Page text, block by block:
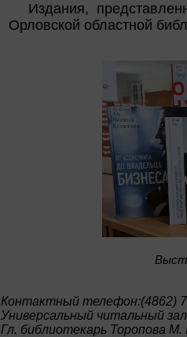
Издания,
Орловской областной
Контактный телефон:(4862)
Универсальный читальный зал
Гл. библиотекарь Торопова М.